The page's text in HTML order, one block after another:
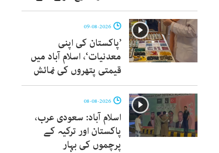
’پاکستان کی اپنی
معدنیات‘، اسلام آباد میں
قیمتی پتھروں کی نمائش
اسلام آباد: سعودی عرب،
پاکستان اور ترکیہ کے
پرچموں کی بہار